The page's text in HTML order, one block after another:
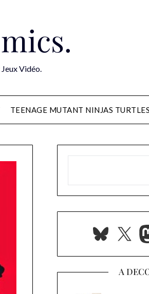
Vidéo.
TEENAGE MUTANT NINJAS TURTLES
X
A